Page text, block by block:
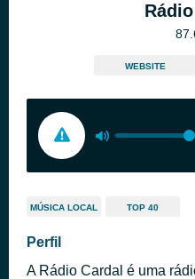
WEBSITE
MÚSICA LOCAL TOP 40
Perfil
A Rádio Cardal é uma